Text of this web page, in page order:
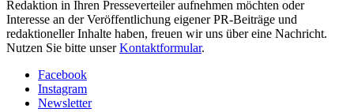
Redaktion in Ihren Presseverteiler aufnehmen möchten oder
Interesse an der Veröffentlichung eigener PR-Beiträge und
redaktioneller Inhalte haben, freuen wir uns über eine Nachricht.
Nutzen Sie bitte unserKontaktformular.
Facebook
Instagram
Newsletter